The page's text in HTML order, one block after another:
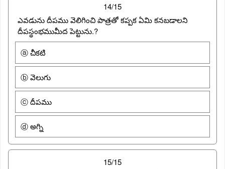
14/15
ఎవడును దీపము వెలిగించి పాత్రతో కప్పక ఏమి కనబడాలని
దీపస్థంభముమీద పెట్టును.?
ⓐ చీకటి
ⓑ వెలుగు
ⓒ దీపము
ⓓ అగ్ని
15/15